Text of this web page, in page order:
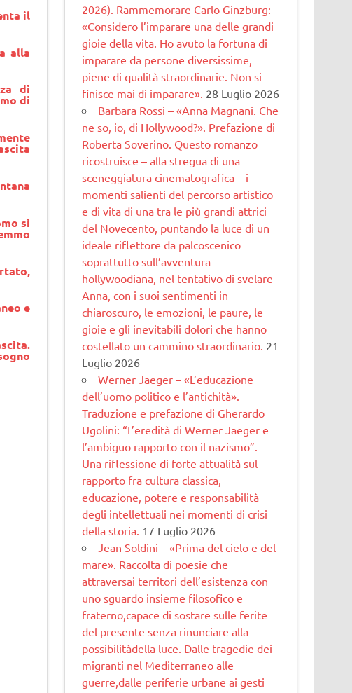
il
alla
di
di
si
e
2026). Rammemorare Carlo Ginzburg:
«Considero l’imparare una delle grandi
gioie della vita. Ho avuto la fortuna di
imparare da persone diversissime,
piene di qualità straordinarie. Non si
finisce mai di imparare». 28 Luglio 2026
Barbara Rossi – «Anna Magnani. Che
ne so, io, di Hollywood?». Prefazione di
Roberta Soverino. Questo romanzo
ricostruisce – alla stregua di una
sceneggiatura cinematogra­fica – i
momenti salienti del percorso artistico
e di vita di una tra le più grandi attrici
del Novecento, puntando la luce di un
ideale riflettore da palcoscenico
soprattutto sull’avventura
hollywoodiana, nel tentativo di svelare
Anna, con i suoi sentimenti in
chiaroscuro, le emozioni, le paure, le
gioie e gli inevitabili dolori che hanno
costellato un cammino straordinario. 21
Luglio 2026
Werner Jaeger – «L’educazione
dell’uomo politico e l’antichità».
Traduzione e prefazione di Gherardo
Ugolini: “L’eredità di Werner Jaeger e
l’ambiguo rapporto con il nazismo”.
Una riflessione di forte attualità sul
rapporto fra cultura classica,
educazione, potere e responsabilità
degli intellettuali nei momenti di crisi
della storia. 17 Luglio 2026
Jean Soldini – «Prima del cielo e del
mare». Raccolta di poesie che
attraversai territori dell’esistenza con
uno sguardo insieme filosofico e
fraterno,capace di sostare sulle ferite
del presente senza rinunciare alla
possibilitàdella luce. Dalle tragedie dei
migranti nel Mediterraneo alle
guerre,dalle periferie urbane ai gesti